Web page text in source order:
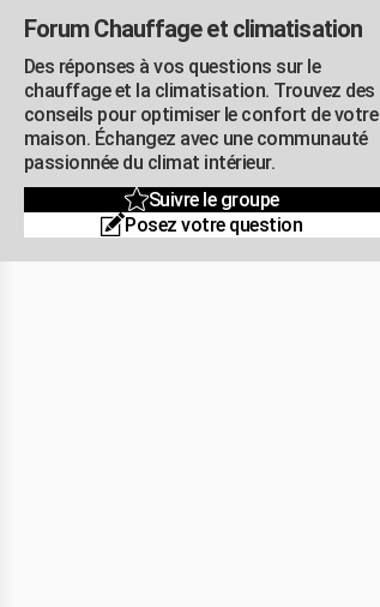
Forum Chauffage et climatisation
Des réponses à vos questions sur le
chauffage et la climatisation. Trouvez des
conseils pour optimiser le confort de votre
maison. Échangez avec une communauté
passionnée du climat intérieur.
Suivre le groupe
Posez votre question